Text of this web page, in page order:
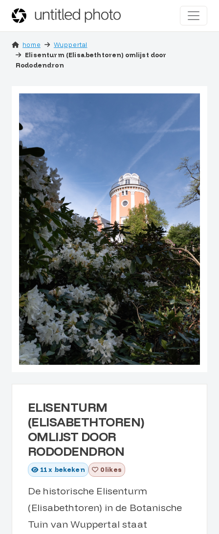
home
Wuppertal
Elisenturm (Elisabethtoren) omlijst door
Rododendron
ELISENTURM
(ELISABETHTOREN)
OMLIJST DOOR
RODODENDRON
11x bekeken 0 likes
De historische Elisenturm
(Elisabethtoren) in de Botanische
Tuin van Wuppertal staat